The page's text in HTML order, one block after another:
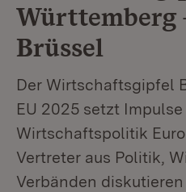
Württemberg
Brüssel
Der Wirtschaftsgipfel
EU 2025 setzt
Wirtschaftspolitik
Vertreter aus Politik,
Verbänden